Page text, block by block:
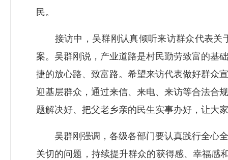
民。
接访中，吴群刚认真倾听来访群众代表关
案。吴群刚说，产业道路是村民勤劳致富的基
捷的放心路、致富路。希望来访代表做好群众
迎基层群众，通过来信、来电、来访等合法合
题解决好、把父老乡亲的民生实事办好，让大
吴群刚强调，各级各部门要认真践行全心全
关切的问题，持续提升群众的获得感、幸福感